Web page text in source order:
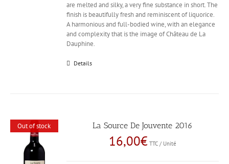
are melted and silky, a very fine substance in short. The
finish is beautifully fresh and reminiscent of liquorice.
A harmonious and full-bodied wine, with an elegance
and complexity that is the image of Château de La
Dauphine.
Details
Out of stock La Source De Jouvente 2016
16,00€ TTC / Unité